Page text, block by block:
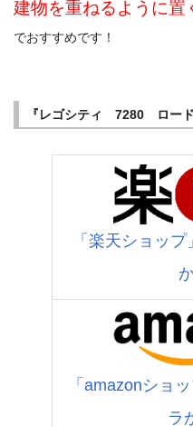
建物を重ねるように置
でおすすめです！
『レゴシティ 7280 ロー
「楽天ショッ
「amazonショ
ラ